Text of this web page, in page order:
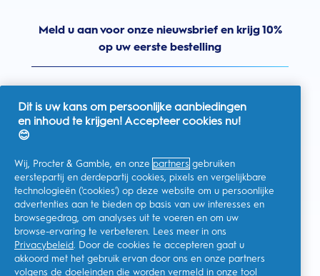
Meld u aan voor onze nieuwsbrief en krijg 10%
op uw eerste bestelling
Ik geef toestemming voor het ontvangen van
gepersonaliseerde communicatie met betrekking tot
aanbiedingen, nieuws en andere promotionele initiatieven van
Oral-B en andere
P&G-merken
kan me op elk momentafmelden.
Procter & Gamble, als verwerkingsverantwoordelijke, zal uw
persoonlijke gegevens verwerken zodat u zich bij deze site kunt
registreren en de interactie kunt aangaan met de aangeboden
Dit is uw kans om persoonlijke aanbiedingen
en inhoud te krijgen! Accepteer cookies nu!
😊
Wij, Procter & Gamble, en onze partners gebruiken
eerstepartij en derdepartij cookies, pixels en vergelijkbare
technologieën ('cookies') op deze website om u persoonlijke
advertenties aan te bieden op basis van uw interesses en
browsegedrag, om analyses uit te voeren en om uw
browse-ervaring te verbeteren. Lees meer in ons
Privacybeleid. Door de cookies te accepteren gaat u
akkoord met het gebruik ervan door ons en onze partners
volgens de doeleinden die worden vermeld in onze tool